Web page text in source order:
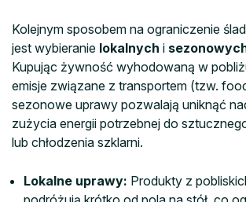
Kolejnym sposobem na ograniczenie
jest wybieranie lokalnych i
Kupując żywność wyhodowaną w
emisje związane z transportem (tzw.
sezonowe uprawy pozwalają uniknąć
zużycia energii potrzebnej do
lub chłodzenia szklarni.
Lokalne uprawy: Produkty z